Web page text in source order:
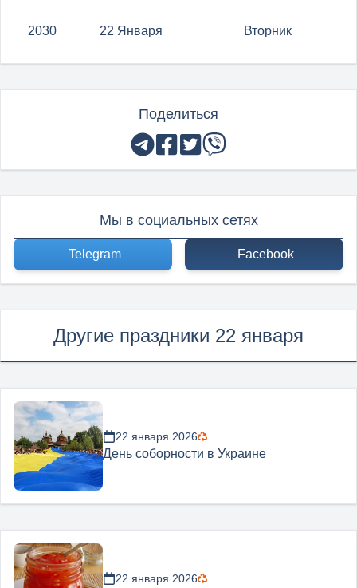
2030 22 Января Вторник
Поделиться
Мы в социальных сетях
Telegram Facebook
Другие праздники 22 января
22 января 2026
День соборности в Украине
22 января 2026